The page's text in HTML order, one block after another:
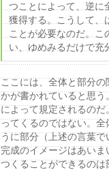
つことによって、逆に
獲得する。こうして、
ことが必要なのだ。こ
い、ゆめみるだけで充
ここには、全体と部分
かが書かれていると思
によって規定されるの
ってくるのではない。
うに部分（上述の言葉
完成のイメージはあい
つくることができるの